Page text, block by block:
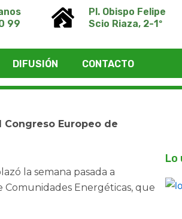
99
Pl. Obispo Felipe
Scio Riaza, 2-1º
DIFUSIÓN CONTACTO
Congreso Europeo de
la semana pasada a
Comunidades Energéticas, que
Lo